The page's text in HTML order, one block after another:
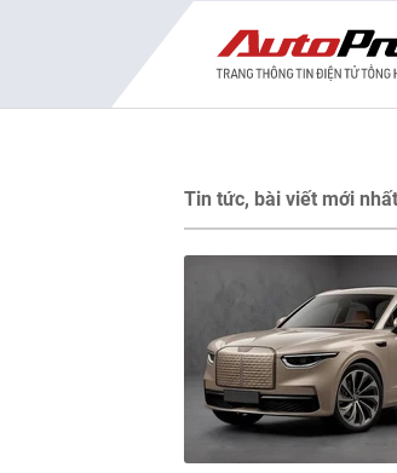
Tin tức, bài viết mới